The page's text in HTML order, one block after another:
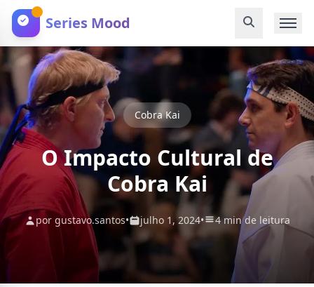
Series Mood
Cobra Kai
O Impacto Cultural de
Cobra Kai
por gustavo.santos• julho 1, 2024• 4 min de leitura